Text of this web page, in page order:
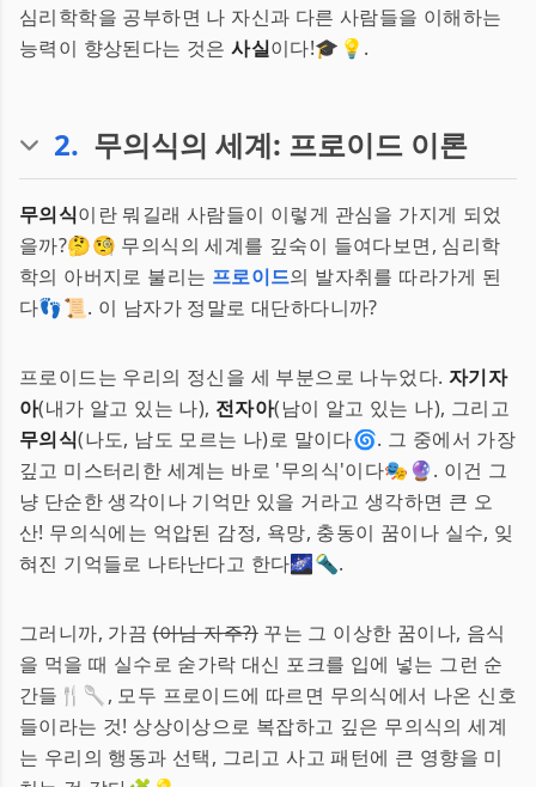
심리학학을 공부하면 나 자신과 다른 사람들을 이해하는
능력이 향상된다는 것은사실이다!🎓💡.
2. 무의식의 세계: 프로이드 이론
무의식이란 뭐길래 사람들이 이렇게 관심을 가지게 되었
을까?🤔🧐 무의식의 세계를 깊숙이 들여다보면, 심리학
학의 아버지로 불리는 프로이드의 발자취를 따라가게 된
다👣📜. 이 남자가 정말로 대단하다니까?
프로이드는 우리의 정신을 세 부분으로 나누었다. 자기자
아(내가 알고 있는 나), 전자아(남이 알고 있는 나), 그리고
무의식(나도, 남도 모르는 나)로 말이다🌀. 그 중에서 가장
깊고 미스터리한 세계는 바로 '무의식'이다🎭🔮. 이건 그
냥 단순한 생각이나 기억만 있을 거라고 생각하면 큰 오
산! 무의식에는 억압된 감정, 욕망, 충동이 꿈이나 실수, 잊
혀진 기억들로 나타난다고 한다🌌🔦.
그러니까, 가끔(아님 자주?)꾸는 그 이상한 꿈이나, 음식
을 먹을 때 실수로 숟가락 대신 포크를 입에 넣는 그런 순
간들🍴🥄, 모두 프로이드에 따르면 무의식에서 나온 신호
들이라는 것! 상상이상으로 복잡하고 깊은 무의식의 세계
는 우리의 행동과 선택, 그리고 사고 패턴에 큰 영향을 미